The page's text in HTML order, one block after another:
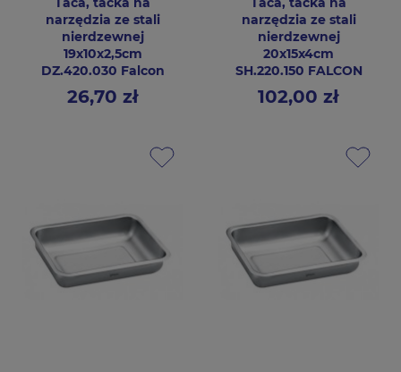
narzędzia ze stali
nierdzewnej
19x10x2,5cm
DZ.420.030 Falcon
Cena26,70 zł
narzędzia ze stali
nierdzewnej
20x15x4cm
SH.220.150 FALCON
Cena102,00 zł